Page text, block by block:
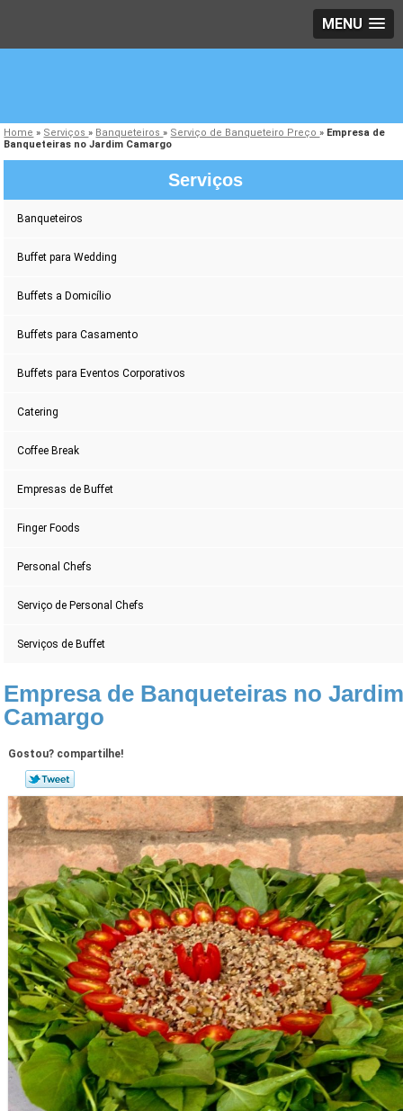
MENU
Home » Serviços» Banqueteiros» Serviço de Banqueteiro Preço» Empresa de
Banqueteiras no Jardim Camargo
Serviços
Banqueteiros
Buffet para Wedding
Buffets a Domicílio
Buffets para Casamento
Buffets para Eventos Corporativos
Catering
Coffee Break
Empresas de Buffet
Finger Foods
Personal Chefs
Serviço de Personal Chefs
Serviços de Buffet
Empresa de Banqueteiras no
Camargo
Gostou? compartilhe!